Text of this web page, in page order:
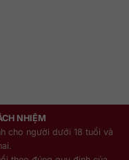
NHIỆM
cho người dưới 18 tuổi và